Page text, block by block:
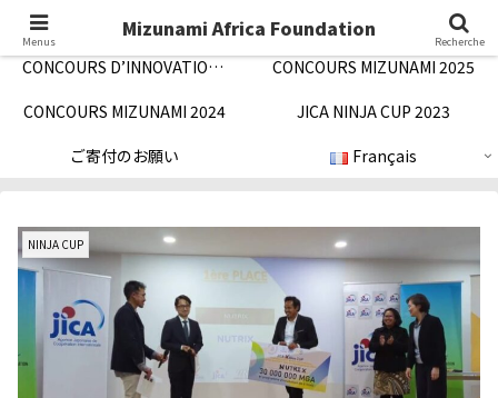
Concept/ご挨拶
Notification/お知らせ
CONCOURS D’INNOVATION MIZUNAMI 2026
CONCOURS MIZUNAMI 2025
CONCOURS MIZUNAMI 2024
JICA NINJA CUP 2023
ご寄付のお願い
Français
NINJA CUP
Menus
Mizunami Africa Foundation
Recherche